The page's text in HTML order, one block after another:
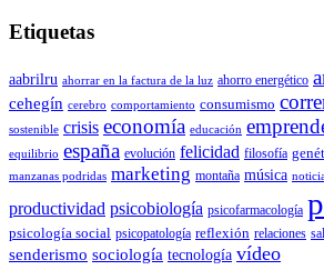
Etiquetas
aabrilru ahorrar en la factura de la luz ahorro energético
cehegín cerebro comportamiento consumismo
sostenible crisis economía educación
equilibrio españa evolución felicidad filosofía
manzanas podridas marketing montaña música
productividad psicobiología psicofarmacología
psicología social psicopatología reflexión relaciones
senderismo sociología tecnología vídeo